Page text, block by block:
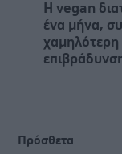
Η vegan
ένα μήνα,
Πρόσθετα